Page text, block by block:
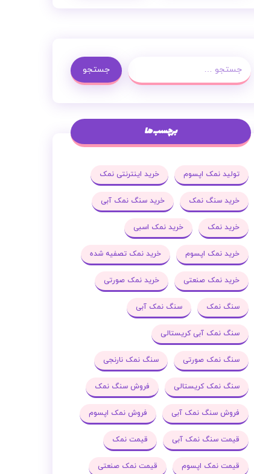
جستجو
برچسب ها
تولید نمک اپسوم خرید اینترنتی نمک
خرید سنگ نمک خرید سنگ نمک آبی
خرید نمک خرید نمک اسبی
خرید نمک اپسوم خرید نمک تصفیه شده
خرید نمک صنعتی خرید نمک صورتی
سنگ نمک سنگ نمک آبی
سنگ نمک آبی کریستالی
سنگ نمک صورتی سنگ نمک نارنجی
سنگ نمک کریستالی فروش سنگ نمک
فروش سنگ نمک آبی فروش نمک اپسوم
قیمت سنگ نمک آبی قیمت نمک
قیمت نمک اپسوم قیمت نمک صنعتی